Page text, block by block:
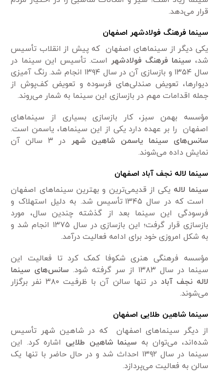
قرار می‌دهد.
سینما فرهنگ فولادشهر اصفهان
یکی دیگر از سینماهای اصفهان که پیش از انقلاب تأسیس
شد، سینما فرهنگ فولادشهر است. تأسیس این سینما در
سال ۱۳۵۴ و بازسازی آن در سال ۱۳۹۴ انجام شد. رنگ آمیزی
دیوارها، تعویض صندلی‌های فرسوده و تعویض کف‌پوش از
جمله اقدامات مهم در بازسازی این سینما به شمار می‌روند.
مؤسسه بهمن سبز، کار بازسازی بسیاری از سینماهای
اصفهان را بر عهده دارد یکی از این سینماها، یاسمن است.
سانس‌های سینما یاسمن شاهین شهر
در ۳ سالن آن
نمایش داده می‌شوند.
سینما لاله نجف آباد اصفهان
سینما لاله یکی از قدیمی‌ترین و بهترین سینماهای اصفهان
است که در سال ۱۳۴۵ تأسیس شد. به دلیل استهلاک و
فرسودگی این سینما بعد از گذشته چندین سال، مورد
بازسازی قرار گرفت؛ این بازسازی در سال ۱۳۷۵ انجام شد و
به شکل امروزی خود برای ادامه فعالیت درآمد.
مؤسسه فرهنگی هنری شکوفا کمک کرد تا فعالیت این
سینما در سال ۱۳۸۳ از سر گرفته شود.
سانس‌های سینما
لاله نجف آباد
در تنها سالن آن با ظرفیت ۳۸۰ نفر برگزار
می‌شوند.
سینما شاهین طلایی اصفهان
از دیگر سینماهای اصفهان که در شاهین شهر تأسیس
شده‌اند، می‌توان به سینما شاهین طلایی اشاره کرد. این
سینما در سال ۱۳۹۲ احداث شد و در حال حاضر با تنها یک
سالن به فعالیت می‌پردازد.